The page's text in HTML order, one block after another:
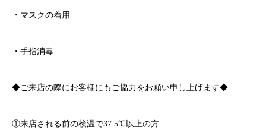
・マスクの着用
・手指消毒
◆ご来店の際にお客様にもご協力をお願い申し上げます◆
①来店される前の検温で37.5℃以上の方